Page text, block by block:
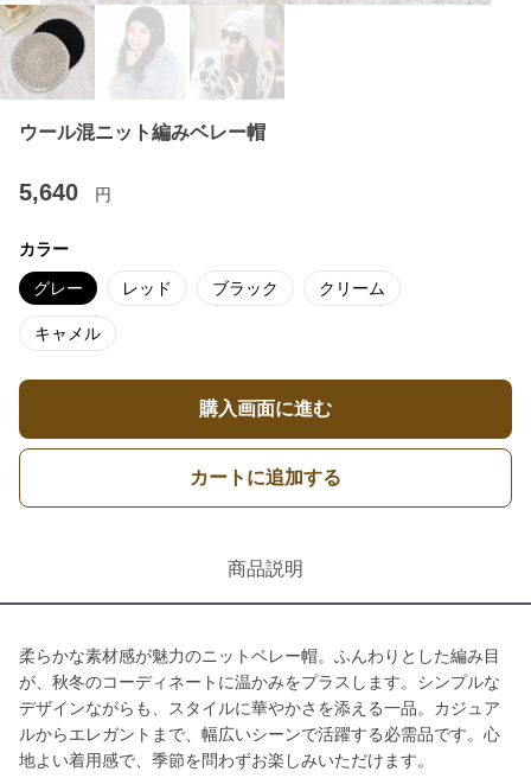
ウール混ニット編みベレー帽
5,640 円
カラー
グレー レッド ブラック クリーム
キャメル
購入画面に進む
カートに追加する
商品説明
柔らかな素材感が魅力のニットベレー帽。ふんわりとした編み目
が、秋冬のコーディネートに温かみをプラスします。シンプルな
デザインながらも、スタイルに華やかさを添える一品。カジュア
ルからエレガントまで、幅広いシーンで活躍する必需品です。心
地よい着用感で、季節を問わずお楽しみいただけます。